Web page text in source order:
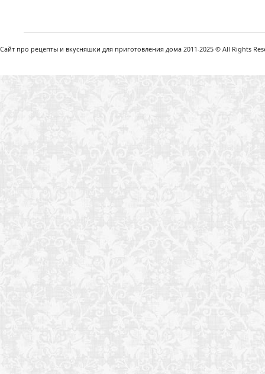
Сайт про рецепты и вкусняшки для приготовления дома 2011-2025 © All Rights